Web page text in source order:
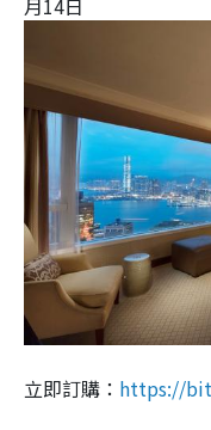
月14日
立即訂購： https://